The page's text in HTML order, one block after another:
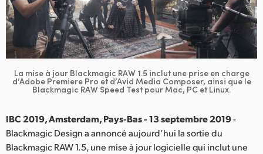
Denmark
Finland
France
Germany
Hong Kong SAR, China
India
La mise à jour Blackmagic RAW 1.5 inclut une prise en charge
d’Adobe Premiere Pro et d’Avid Media Composer, ainsi que le
Blackmagic RAW Speed Test pour Mac, PC et Linux.
IBC 2019, Amsterdam, Pays-Bas - 13 septembre 2019-
Blackmagic Design a annoncé aujourd’hui la sortie du
Blackmagic RAW 1.5, une mise à jour logicielle qui inclut une